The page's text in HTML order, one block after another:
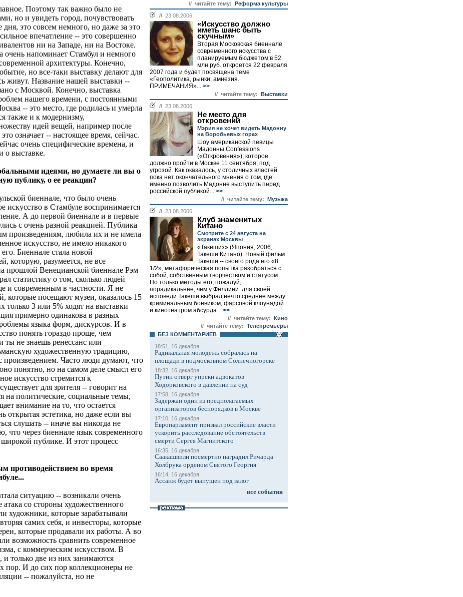
Поэтому так важно было не
но и увидеть город, почувствовать
это совсем немного, но даже за это
впечатление -- это совершенно
ни на Западе, ни на Востоке.
очень напоминает Стамбул и немного
архитектуры. Конечно,
но все-таки выставку делают для
живут. Название нашей выставки --
с Москвой. Конечно, выставка
нашего времени, с постоянными
-- это место, где родилась и умерла
также и к модернизму,
идей вещей, например после
означает -- настоящее время, сейчас.
очень специфические времена, и
о выставке.
идеями, но думаете ли вы о
публику, о ее реакции?
биеннале, что было очень
искусство в Стамбуле воспринимается
А до первой биеннале и в первые
с очень разной реакцией. Публика
произведениям, любила их и не имела
искусство, не имело никакого
Биеннале стала новой
которую, разумеется, не все
прошлой Венецианской биеннале Рэм
статистику о том, сколько людей
и современным в частности. Я не
посещают музеи, оказалось 15
только 3 или 5% ходят на выставки
примерно одинакова в разных
языка форм, дискурсов. И в
понять гораздо проще, чем
ты не знаешь ренессанс или
художественную традицию,
произведением. Часто люди думают, что
понятно, но на самом деле смысл его
искусство стремится к
для зрителя -- говорит на
на политические, социальные темы,
внимание на то, что остается
открытая эстетика, но даже если вы
слушать -- иначе вы никогда не
что через биеннале язык современного
широкой публике. И этот процесс
противодействием во время
ситуацию -- возникали очень
со стороны художественного
художники, которые зарабатывали
самих себя, и инвесторы, которые
которые продавали их работы. А во
возможность сравнить современное
с коммерческим искусством. В
и только две из них занимаются
пор. И до сих пор коллекционеры не
-- пожалуйста, но не
// читайте тему: Реформа культуры
// 23.08.2006
«Искусство должно
иметь шанс быть
скучным»
Вторая Московская биеннале
современного искусства с
планируемым бюджетом в 52
млн руб. откроется 22 февраля
2007 года и будет посвящена теме
«Геополитика, рынки, амнезия.
ПРИМЕЧАНИЯ»... >>
// читайте тему: Выставки
// 23.08.2006
Не место для
откровений
Мэрия не хочет видеть Мадонну
на Воробьевых горах
Шоу американской певицы
Мадонны Confessions
(«Откровения»), которое
должно пройти в Москве 11 сентября, под
угрозой. Как оказалось, у столичных властей
пока нет окончательного мнения о том, где
именно позволить Мадонне выступить перед
российской публикой... >>
// читайте тему: Музыка
// 23.08.2006
Клуб знаменитых
Китано
Смотрите с 24 августа на
экранах Москвы
«Такешиз» (Япония, 2006,
Такеши Китано). Новый фильм
Такеши -- своего рода его «8
1/2», метафорическая попытка разобраться с
собой, собственным творчеством и статусом.
Но только методы его, пожалуй,
порадикальнее, чем у Феллини: для своей
исповеди Такеши выбрал нечто среднее между
криминальным боевиком, фарсовой клоунадой
и кинотеатром абсурда... >>
// читайте тему: Кино
// читайте тему: Телепремьеры
БЕЗ КОМMЕНТАРИЕВ
18:51, 16 декабря
Радикальная молодежь собралась на
площади в подмосковном Солнечногорске
18:32, 16 декабря
Путин отверг упреки адвокатов
Ходорковского в давлении на суд
17:58, 16 декабря
Задержан один из предполагаемых
организаторов беспорядков в Москве
17:10, 16 декабря
Европарламент призвал российские власти
ускорить расследование обстоятельств
смерти Сергея Магнитского
16:35, 16 декабря
Саакашвили посмертно наградил Ричарда
Холбрука орденом Святого Георгия
16:14, 16 декабря
Ассанж будет выпущен под залог
все события